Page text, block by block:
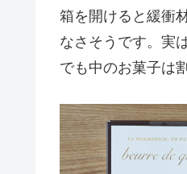
箱を開けると緩衝
なさそうです。実
でも中のお菓子は